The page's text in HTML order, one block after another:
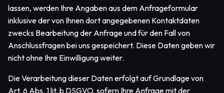
lassen, werden Ihre Angaben aus dem Anfrageformular
inklusive der von Ihnen dort angegebenen Kontaktdaten
zwecks Bearbeitung der Anfrage und für den Fall von
Anschlussfragen bei uns gespeichert. Diese Daten geben wir
nicht ohne Ihre Einwilligung weiter.
Die Verarbeitung dieser Daten erfolgt auf Grundlage von
Art. 6 Abs. 1 lit. b DSGVO, sofern Ihre Anfrage mit der